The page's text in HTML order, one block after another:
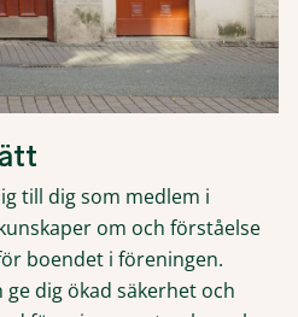
till dig som medlem i
om och förståelse
boendet i föreningen.
dig ökad säkerhet och